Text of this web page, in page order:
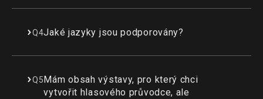
Q4Jaké jazyky jsou podporovány?
Q5 Mám obsah výstavy, pro který chci
vytvořit hlasového průvodce, ale